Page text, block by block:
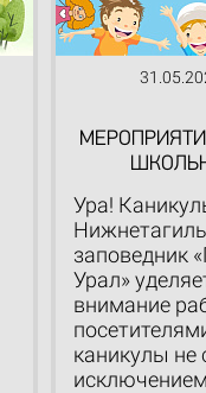
Ура!
заповедник
Урал»
внимание
каникулы не